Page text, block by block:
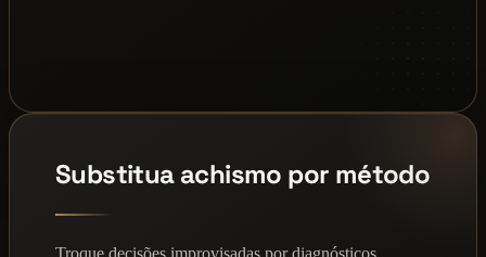
Substitua achismo por método
Troque decisões improvisadas por diagnósticos,